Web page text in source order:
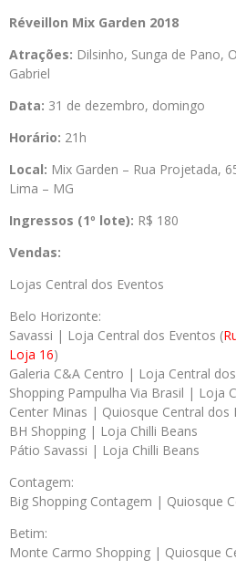
Réveillon Mix Garden 2018
Atrações: Dilsinho, Sunga de Pano,
Gabriel
Data: 31 de dezembro, domingo
Horário: 21h
Local: Mix Garden – Rua Projetada,
Lima – MG
Ingressos (1º lote): R$ 180
Vendas:
Lojas Central dos Eventos
Belo Horizonte:
Savassi | Loja Central dos Eventos (
Loja 16)
Galeria C&A Centro | Loja Central
Shopping Pampulha Via Brasil | Loja
Center Minas | Quiosque Central dos
BH Shopping | Loja Chilli Beans
Pátio Savassi | Loja Chilli Beans
Contagem:
Big Shopping Contagem | Quiosque
Betim:
Monte Carmo Shopping | Quiosque